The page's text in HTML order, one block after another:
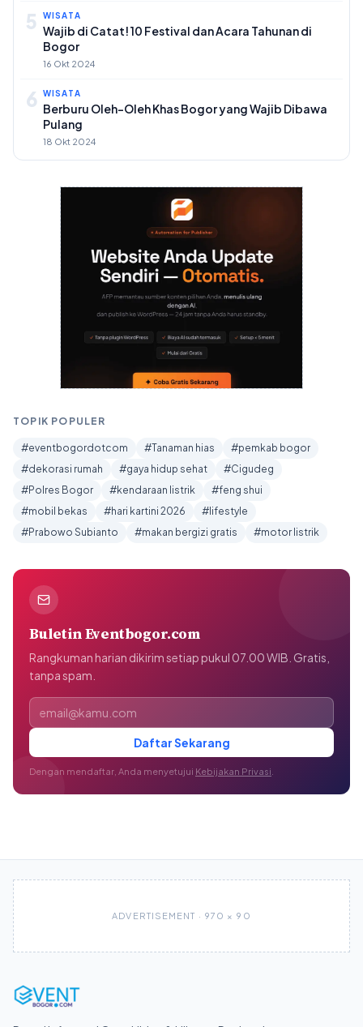
5 WISATA
Wajib di Catat! 10 Festival dan Acara Tahunan di
Bogor
16 Okt 2024
6 WISATA
Berburu Oleh-Oleh Khas Bogor yang Wajib Dibawa
Pulang
18 Okt 2024
TOPIK POPULER
#eventbogordotcom #Tanaman hias
#pemkab bogor
#dekorasi rumah
#gaya hidup sehat
#Cigudeg
#Polres Bogor
#kendaraan listrik
#feng shui
#mobil bekas
#hari kartini 2026
#lifestyle
#Prabowo Subianto
#makan bergizi gratis #motor listrik
Buletin Eventbogor.com
Rangkuman harian dikirim setiap pukul 07.00 WIB. Gratis,
tanpa spam.
Alamat email
Daftar Sekarang
Dengan mendaftar, Anda menyetujui Kebijakan Privasi
ADVERTISEMENT · 970 × 90